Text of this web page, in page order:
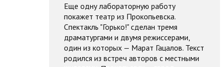
Еще одну лабораторную работу
покажет театр из Прокопьевска.
Спектакль "Горько!" сделан тремя
драматургами и двумя режиссерами,
один из которых — Марат Гацалов. Текст
родился из встреч авторов с местными